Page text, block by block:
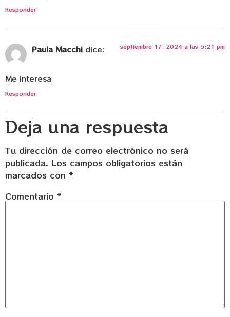
Responder
Paula Macchi dice: septiembre 17, 2024 a las 5:21 pm
Me interesa
Responder
Deja una respuesta
Tu dirección de correo electrónico no será
publicada. Los campos obligatorios están
marcados con *
Comentario *